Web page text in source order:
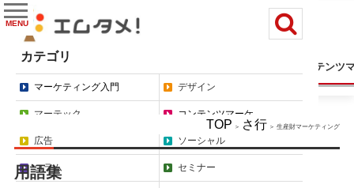
コンテンツ
MENU
カテゴリ
マーケティング入門 デザイン
マーテック コンテンツマーケ
広告 ソーシャル
コラム セミナー
TOP ＞ さ行 ＞ 生産財マーケティング
用語集